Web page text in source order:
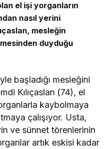
el işi yorganların
nasıl yerini
mesleğin
duyduğu
başladığı mesleğini
Kılıçaslan (74), el
kaybolmaya
çalışıyor. Usta,
ve sünnet törenlerinin
artık eskisi kadar